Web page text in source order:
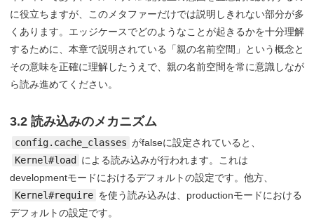
に役立ちますが、このメタファーだけでは説明しきれない部分が多
くあります。エッジケースでどのようなことが起きるかを十分理解
するために、本章で説明されている「親の名前空間」という概念と
その意味を正確に理解したうえで、親の名前空間を常に意識しなが
ら読み進めてください。
3.2 読み込みのメカニズム
config.cache_classes がfalseに設定されていると、
Kernel#load
による読み込みが行われます。これは
developmentモードにおけるデフォルトの設定です。他方、
Kernel#require を使う読み込みは、productionモードにおける
デフォルトの設定です。